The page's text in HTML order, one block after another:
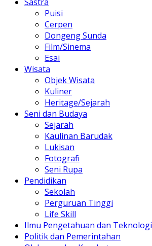
Puisi
Cerpen
Dongeng Sunda
Film/Sinema
Esai
Wisata
Objek Wisata
Kuliner
Heritage/Sejarah
Seni dan Budaya
Sejarah
Kaulinan Barudak
Lukisan
Fotografi
Seni Rupa
Pendidikan
Sekolah
Perguruan Tinggi
Life Skill
Ilmu Pengetahuan dan Teknologi
Politik dan Pemerintahan